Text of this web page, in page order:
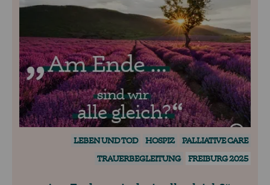
LEBEN UND TOD HOSPIZ
PALLIATIVE CARE
TRAUERBEGLEITUNG
FREIBURG 2025